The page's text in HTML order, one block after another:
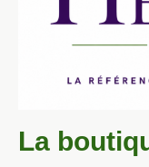
La